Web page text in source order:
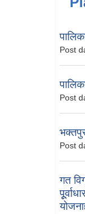
Post
Post
Post
गत